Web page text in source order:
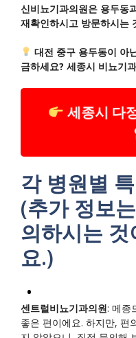
신비뇨기과의원은 용두동
재확인하시고 방문하시는
대전 중구 용두동이 아
금하세요? 세종시 비뇨기
세종시 다
각 병원별
(추가 정보
의하시는
요.)
센트럴비뇨기과의원: 메종
좋은 편이에요. 하지만, 편